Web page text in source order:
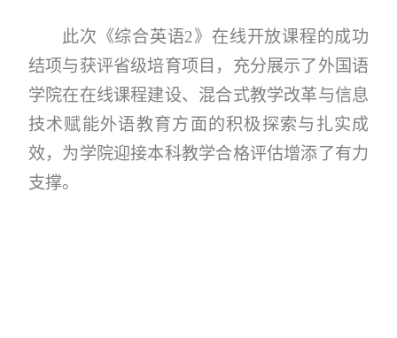
此次《综合英语2》在线开放课程的成功
结项与获评省级培育项目，充分展示了外国语
学院在在线课程建设、混合式教学改革与信息
技术赋能外语教育方面的积极探索与扎实成
效，为学院迎接本科教学合格评估增添了有力
支撑。